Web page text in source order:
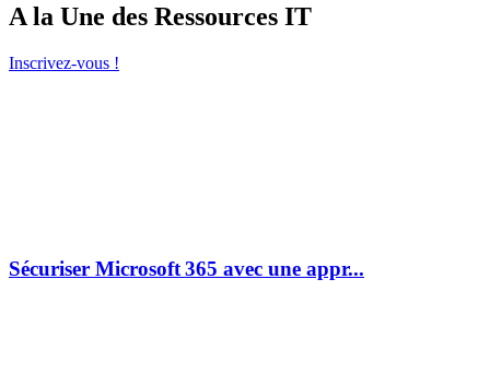
A la Une des Ressources IT
Inscrivez-vous !
Sécuriser Microsoft 365 avec une appr...